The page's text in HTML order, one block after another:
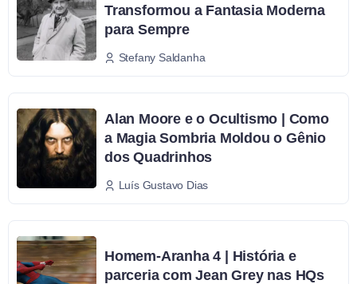
Transformou a Fantasia Moderna
para Sempre
Stefany Saldanha
Alan Moore e o Ocultismo | Como
a Magia Sombria Moldou o Gênio
dos Quadrinhos
Luís Gustavo Dias
Homem-Aranha 4 | História e
parceria com Jean Grey nas HQs